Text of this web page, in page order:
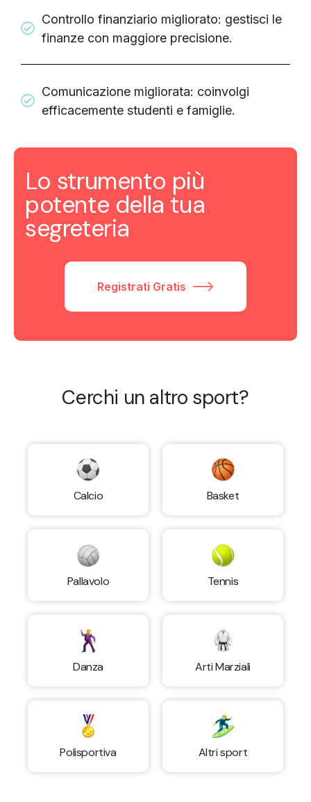
Controllo finanziario migliorato: gestisci le
finanze con maggiore precisione.
Comunicazione migliorata: coinvolgi
efficacemente studenti e famiglie.
Lo strumento più
potente della tua
segreteria
Registrati Gratis
Cerchi un altro sport?
Calcio Basket
Pallavolo Tennis
Danza Arti Marziali
Polisportiva Altri sport